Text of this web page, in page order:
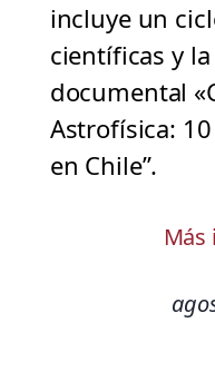
incluye un
científicas y
documental
Astrofísica:
en Chile”.